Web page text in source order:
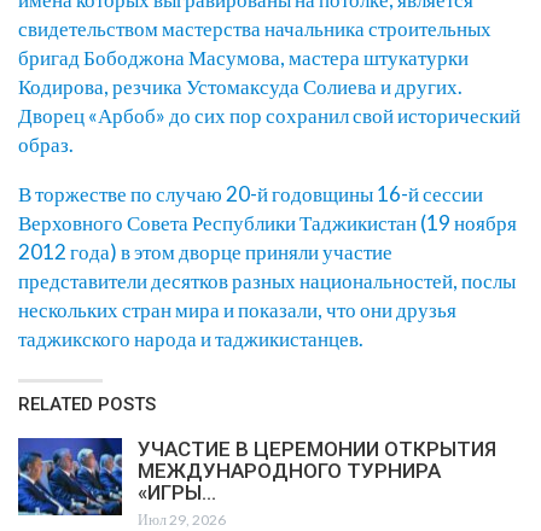
свидетельством мастерства начальника строительных
бригад Бободжона Масумова, мастера штукатурки
Кодирова, резчика Устомаксуда Солиева и других.
Дворец «Арбоб» до сих пор сохранил свой исторический
образ.
В торжестве по случаю 20-й годовщины 16-й сессии
Верховного Совета Республики Таджикистан (19 ноября
2012 года) в этом дворце приняли участие
представители десятков разных национальностей, послы
нескольких стран мира и показали, что они друзья
таджикского народа и таджикистанцев.
RELATED POSTS
УЧАСТИЕ В ЦЕРЕМОНИИ ОТКРЫТИЯ
МЕЖДУНАРОДНОГО ТУРНИРА
«ИГРЫ…
Июл 29, 2026